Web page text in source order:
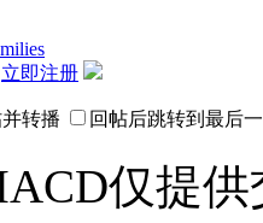
立即注册
转播 回帖后跳转到最后
仅提